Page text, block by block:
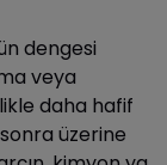
dengesi
veya
daha hafif
üzerine